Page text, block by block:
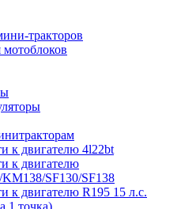
тракторов
к двигателю 4l22bt
к двигателю
SF130/SF138
к двигателю R195 15 л.с.
1 точка)